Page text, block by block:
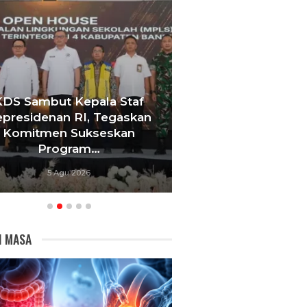
Sambut Kepala Staf
RI, Tegaskan
Komitmen Sukseskan
Program…
5 Agu 2026
MASA